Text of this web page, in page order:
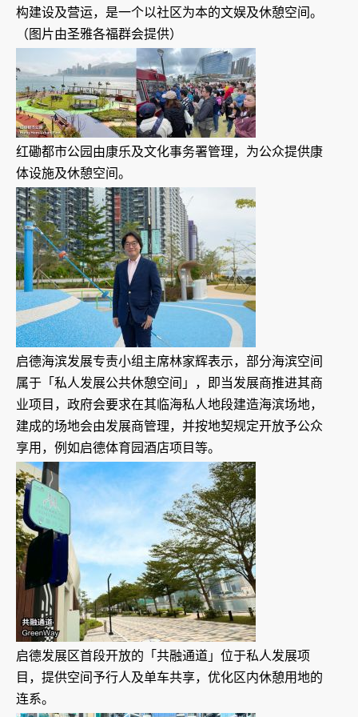
构建设及营运，是一个以社区为本的文娱及休憩空间。
（图片由圣雅各福群会提供）
红磡都市公园由康乐及文化事务署管理，为公众提供康
体设施及休憩空间。
启德海滨发展专责小组主席林家辉表示，部分海滨空间
属于「私人发展公共休憩空间」，即当发展商推进其商
业项目，政府会要求在其临海私人地段建造海滨场地，
建成的场地会由发展商管理，并按地契规定开放予公众
享用，例如启德体育园酒店项目等。
启德发展区首段开放的「共融通道」位于私人发展项
目，提供空间予行人及单车共享，优化区内休憩用地的
连系。